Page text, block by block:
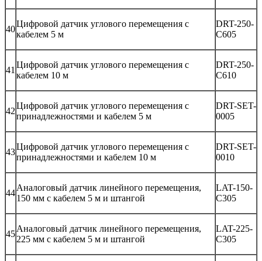
40
Цифровой датчик углового перемещения с
кабелем 5 м
DRT-250-
C605
41
Цифровой датчик углового перемещения с
кабелем 10 м
DRT-250-
C610
42
Цифровой датчик углового перемещения с
принадлежностями и кабелем 5 м
DRT-SET-
0005
43
Цифровой датчик углового перемещения с
принадлежностями и кабелем 10 м
DRT-SET-
0010
44
Аналоговый датчик линейного перемещения,
150 мм с кабелем 5 м и штангой
LAT-150-
C305
45
Аналоговый датчик линейного перемещения,
225 мм с кабелем 5 м и штангой
LAT-225-
C305